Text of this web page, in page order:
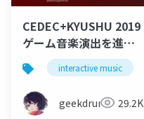
CEDEC+KYUSHU 2019
ゲーム音楽演出を進化
させる「インタラクテ
ィブミュージック」と
「音楽的ゲームデザイ
ン」
interactive music
geekdrums 29.2K